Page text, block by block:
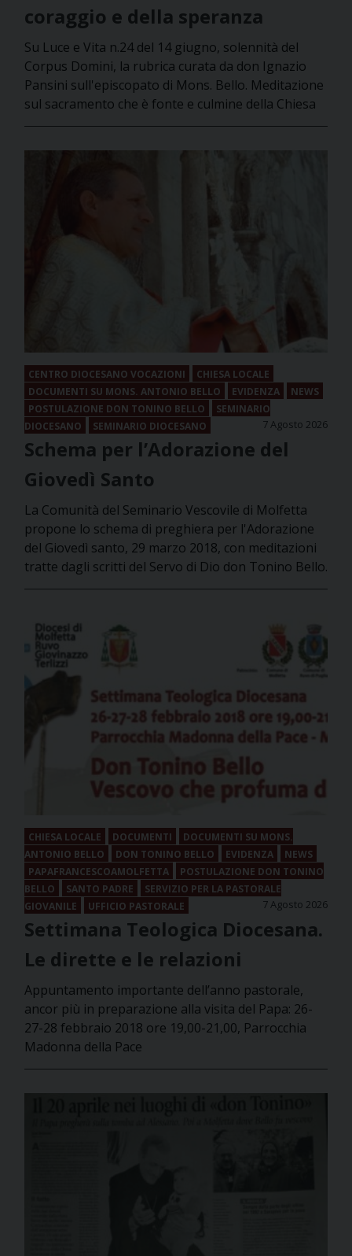
coraggio e della speranza
Su Luce e Vita n.24 del 14 giugno, solennità del
Corpus Domini, la rubrica curata da don Ignazio
Pansini sull'episcopato di Mons. Bello. Meditazione
sul sacramento che è fonte e culmine della Chiesa
CENTRO DIOCESANO VOCAZIONI
CHIESA LOCALE
DOCUMENTI SU MONS. ANTONIO BELLO
EVIDENZA
NEWS
POSTULAZIONE DON TONINO BELLO
SEMINARIO
DIOCESANO
SEMINARIO DIOCESANO 7 Agosto 2026
Schema per l’Adorazione del
Giovedì Santo
La Comunità del Seminario Vescovile di Molfetta
propone lo schema di preghiera per l'Adorazione
del Giovedì santo, 29 marzo 2018, con meditazioni
tratte dagli scritti del Servo di Dio don Tonino Bello.
CHIESA LOCALE DOCUMENTI
DOCUMENTI SU MONS.
ANTONIO BELLO
DON TONINO BELLO EVIDENZA
NEWS
PAPAFRANCESCOAMOLFETTA
POSTULAZIONE DON TONINO
BELLO
SANTO PADRE
SERVIZIO PER LA PASTORALE
GIOVANILE
UFFICIO PASTORALE 7 Agosto 2026
Settimana Teologica Diocesana.
Le dirette e le relazioni
Appuntamento importante dell’anno pastorale,
ancor più in preparazione alla visita del Papa: 26-
27-28 febbraio 2018 ore 19,00-21,00, Parrocchia
Madonna della Pace